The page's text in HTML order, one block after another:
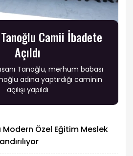
Camii İbadete
Açıldı
Tanoğlu, merhum babası
adına yaptırdığı caminin
açılışı yapıldı
Modern Özel Eğitim Meslek